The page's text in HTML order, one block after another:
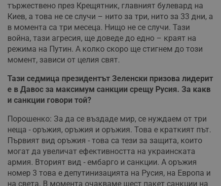
тържествено през Крещятник, главният булевард на
Киев, а това не се случи – нито за три, нито за 33 дни, а
в момента са три месеца. Нищо не се случи. Тази
война, тази агресия, ще доведе до едно – краят на
режима на Путин. А колко скоро ще стигнем до този
момент, зависи от целия свят.
Тази седмица президентът Зеленски призова лидерит
е в Давос за максимум санкции срещу Русия. За какв
и санкции говори той?
Порошенко: За да се въздаде мир, се нуждаем от три
неща - оръжия, оръжия и оръжия. Това е краткият път.
Първият вид оръжия - това са тези за защита, които
могат да увеличат ефективността на украинската
армия. Вторият вид - ембарго и санкции. А оръжия
номер 3 това е депутинизацията на Русия, на Европа и
на света. В момента очакваме шест пакет санкции на